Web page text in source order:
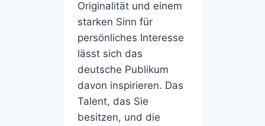
Originalität und einem
starken Sinn für
persönliches Interesse
lässt sich das
deutsche Publikum
davon inspirieren. Das
Talent, das Sie
besitzen, und die